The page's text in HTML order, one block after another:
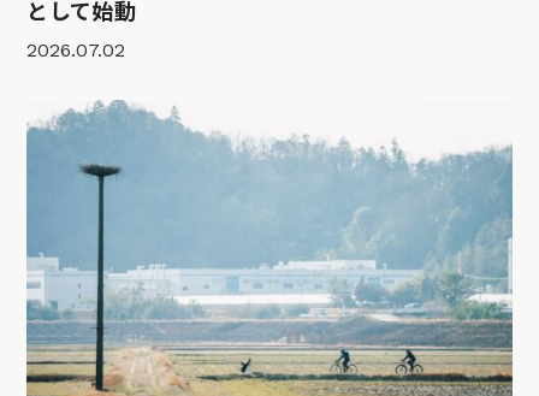
として始動
2026.07.02